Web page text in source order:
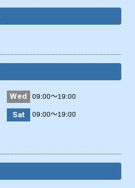
Wed 09:00～19:00
Sat 09:00～19:00